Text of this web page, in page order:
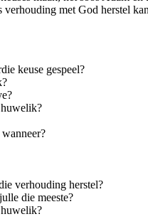
verhouding met God
keuse gespeel?
verhouding herstel?
die meeste?